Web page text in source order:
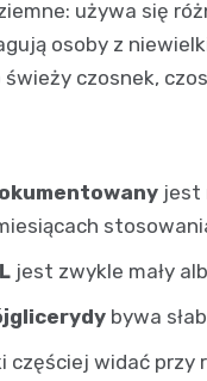
używa się
osoby z
czosnek,
jest
jest zwykle mały
bywa
częściej widać